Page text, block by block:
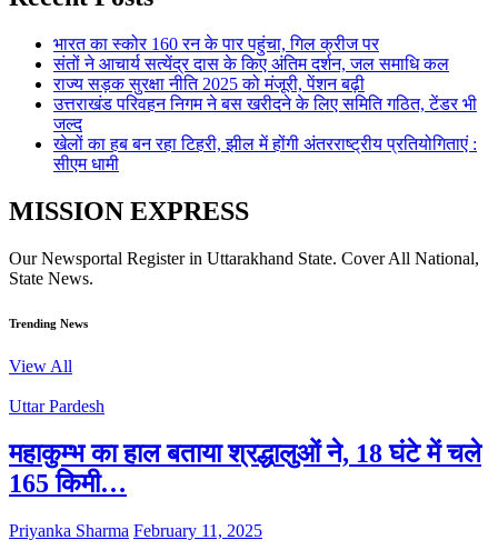
भारत का स्कोर 160 रन के पार पहुंचा, गिल क्रीज पर
संतों ने आचार्य सत्येंद्र दास के किए अंतिम दर्शन, जल समाधि कल
राज्य सड़क सुरक्षा नीति 2025 को मंजूरी, पेंशन बढ़ी
उत्तराखंड परिवहन निगम ने बस खरीदने के लिए समिति गठित, टेंडर भी
जल्द
खेलों का हब बन रहा टिहरी, झील में होंगी अंतरराष्ट्रीय प्रतियोगिताएं :
सीएम धामी
MISSION EXPRESS
Our Newsportal Register in Uttarakhand State. Cover All National,
State News.
Trending News
View All
Uttar Pardesh
महाकुम्भ का हाल बताया श्रद्धालुओं ने, 18 घंटे में चले
165 किमी…
Priyanka Sharma February 11, 2025